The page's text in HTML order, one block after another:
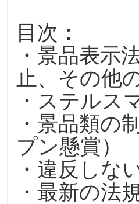
目次：
・景品表示
止、その他
・ステルス
・景品類の
プン懸賞）
・違反しな
・最新の法